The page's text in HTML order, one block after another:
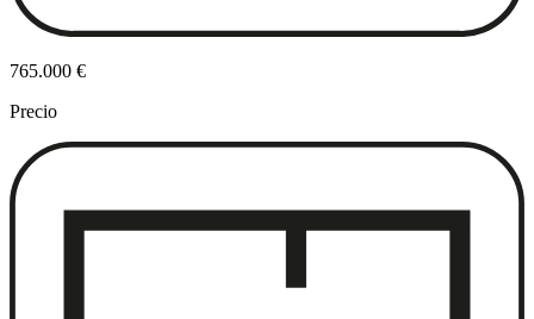
765.000 €
Precio